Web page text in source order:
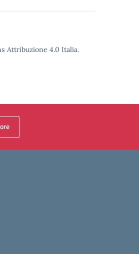
Attribuzione 4.0 Italia.